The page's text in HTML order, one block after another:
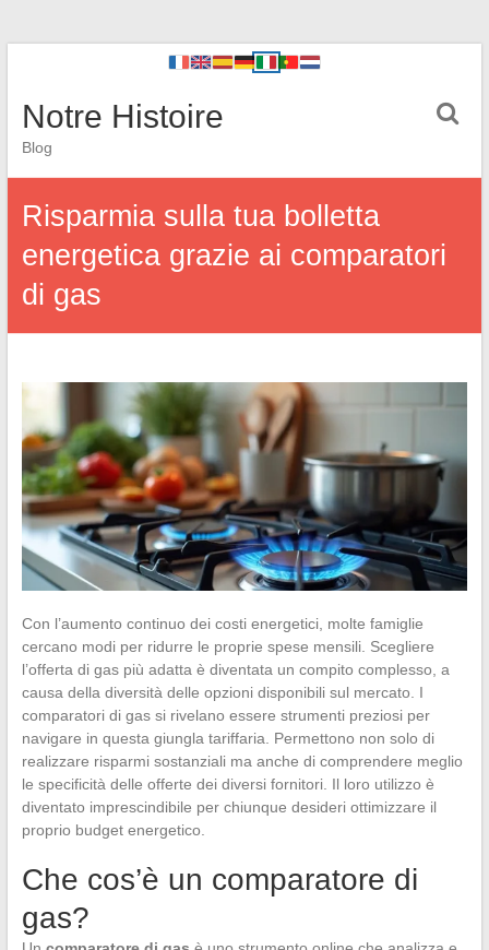
Notre Histoire
Blog
Risparmia sulla tua bolletta
energetica grazie ai comparatori
di gas
Con l’aumento continuo dei costi energetici, molte famiglie
cercano modi per ridurre le proprie spese mensili. Scegliere
l’offerta di gas più adatta è diventata un compito complesso, a
causa della diversità delle opzioni disponibili sul mercato. I
comparatori di gas si rivelano essere strumenti preziosi per
navigare in questa giungla tariffaria. Permettono non solo di
realizzare risparmi sostanziali ma anche di comprendere meglio
le specificità delle offerte dei diversi fornitori. Il loro utilizzo è
diventato imprescindibile per chiunque desideri ottimizzare il
proprio budget energetico.
Che cos’è un comparatore di
gas?